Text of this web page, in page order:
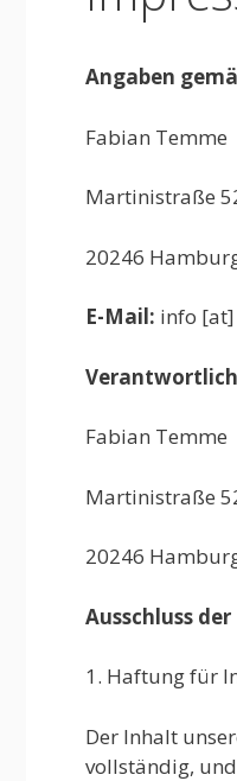
Angaben
Fabian Temme
Martinistraße
20246
E-Mail: info
Fabian Temme
Martinistraße
20246
Ausschluss
1. Haftung für
Der Inhalt
vollständig,